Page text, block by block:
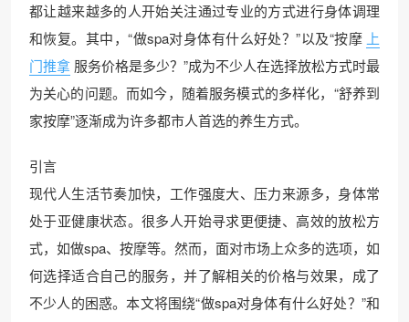
都让越来越多的人开始关注通过专业的方式进行身体调理
和恢复。其中，“做spa对身体有什么好处？”以及“按摩 上
门推拿 服务价格是多少？”成为不少人在选择放松方式时最
为关心的问题。而如今，随着服务模式的多样化，“舒养到
家按摩”逐渐成为许多都市人首选的养生方式。
引言
现代人生活节奏加快，工作强度大、压力来源多，身体常
处于亚健康状态。很多人开始寻求更便捷、高效的放松方
式，如做spa、按摩等。然而，面对市场上众多的选项，如
何选择适合自己的服务，并了解相关的价格与效果，成了
不少人的困惑。本文将围绕“做spa对身体有什么好处？”和